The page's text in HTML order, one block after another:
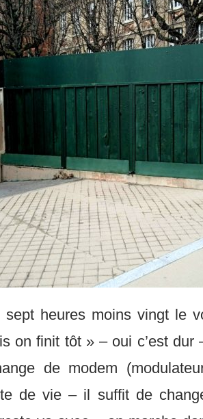
sept heures moins vingt le
on finit tôt » – oui c’est
de modem
de vie – il suffit de